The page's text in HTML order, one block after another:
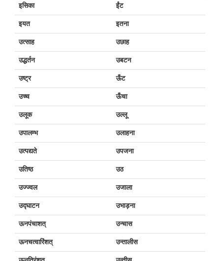
इसिका ईंट
इयत इतना
उत्साह उछाह
उद्धर्तन उबटन
उष्ट्र ऊँट
उच्च ऊँचा
उलूक उल्लू
उपालम्भ उलाहना
उत्पद्यते उपजना
उतिष्ठ उठ
उज्ज्वल उजाला
उद्घाटन उभाड़ना
ऊनपंचाशत् उन्चास
ऊनचत्वारिंशत् उन्तालीस